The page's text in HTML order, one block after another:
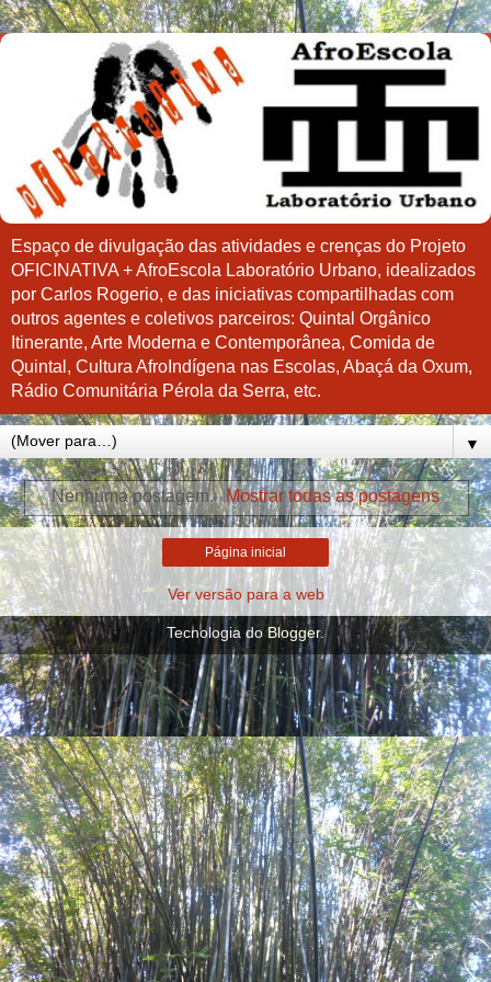
Espaço de divulgação das atividades e crenças do Projeto
OFICINATIVA + AfroEscola Laboratório Urbano, idealizados
por Carlos Rogerio, e das iniciativas compartilhadas com
outros agentes e coletivos parceiros: Quintal Orgânico
Itinerante, Arte Moderna e Contemporânea, Comida de
Quintal, Cultura AfroIndígena nas Escolas, Abaçá da Oxum,
Rádio Comunitária Pérola da Serra, etc.
▼
Nenhuma postagem. Mostrar todas as postagens
Página inicial
Ver versão para a web
Tecnologia doBlogger.